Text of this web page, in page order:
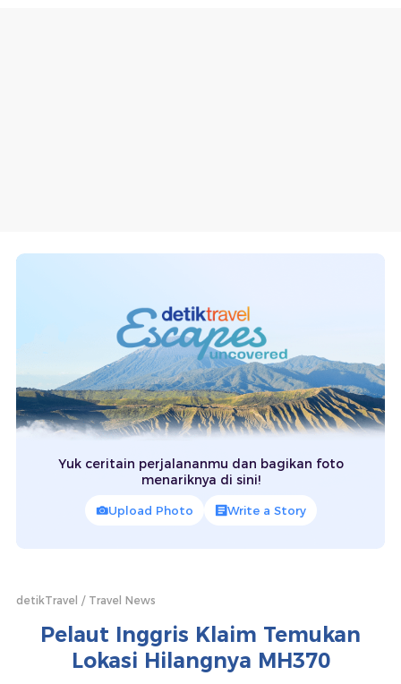
Yuk ceritain perjalananmu dan bagikan foto
menariknya di sini!
Upload Photo Write a Story
detikTravel Travel News
Pelaut Inggris Klaim Temukan
Lokasi Hilangnya MH370